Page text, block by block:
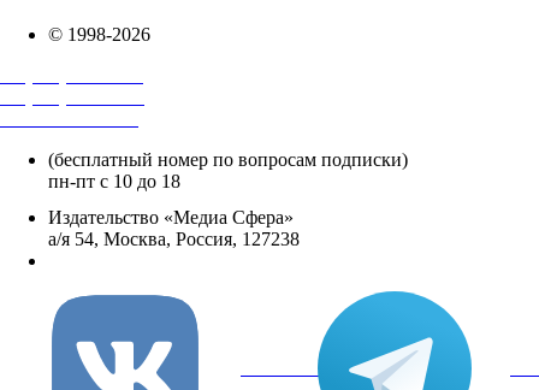
© 1998-2026
(бесплатный номер по вопросам подписки)
пн-пт с 10 до 18
Издательство «Медиа Сфера»
а/я 54, Москва, Россия, 127238
вКонтакте